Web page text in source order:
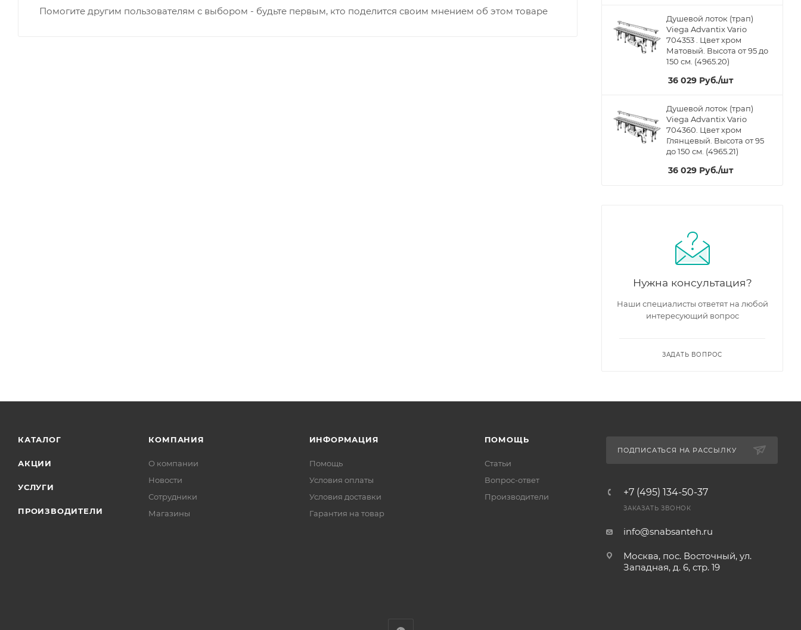
Помогите другим пользователям с выбором - будьте первым, кто поделится своим мнением об этом товаре
Душевой лоток (трап)
Viega Advantix Vario
704353 . Цвет хром
Матовый. Высота от 95 до
150 см. (4965.20)
36 029 Руб./шт
Душевой лоток (трап)
Viega Advantix Vario
704360. Цвет хром
Глянцевый. Высота от 95
до 150 см. (4965.21)
36 029 Руб./шт
Нужна консультация?
Наши специалисты ответят на любой
интересующий вопрос
ЗАДАТЬ ВОПРОС
КАТАЛОГ
АКЦИИ
УСЛУГИ
ПРОИЗВОДИТЕЛИ
КОМПАНИЯ
О компании
Новости
Сотрудники
Магазины
ИНФОРМАЦИЯ
Помощь
Условия оплаты
Условия доставки
Гарантия на товар
ПОМОЩЬ
Статьи
Вопрос-ответ
Производители
ПОДПИСАТЬСЯ НА РАССЫЛКУ
+7 (495) 134-50-37
ЗАКАЗАТЬ ЗВОНОК
info@snabsanteh.ru
Москва, пос. Восточный, ул.
Западная, д. 6, стр. 19